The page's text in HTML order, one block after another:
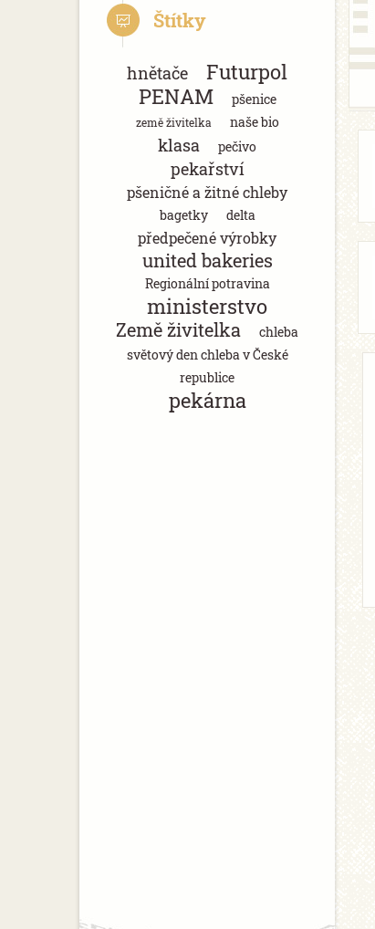
Štítky
hnětače
Futurpol
PENAM
pšenice
země živitelka naše bio
klasa pečivo
pekařství
pšeničné a žitné chleby
bagetky delta
předpečené výrobky
united bakeries
Regionální potravina
ministerstvo
Země živitelka
chleba
světový den chleba v České
republice
pekárna